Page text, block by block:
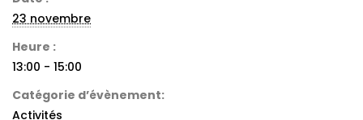
23 novembre
Heure :
13:00 - 15:00
Catégorie d’évènement:
Activités